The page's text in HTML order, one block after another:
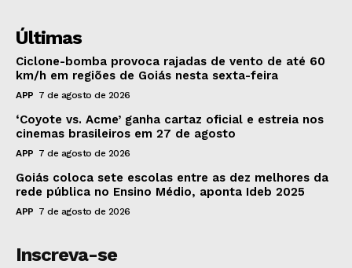
Últimas
Ciclone-bomba provoca rajadas de vento de até 60
km/h em regiões de Goiás nesta sexta-feira
APP 7 de agosto de 2026
‘Coyote vs. Acme’ ganha cartaz oficial e estreia nos
cinemas brasileiros em 27 de agosto
APP 7 de agosto de 2026
Goiás coloca sete escolas entre as dez melhores da
rede pública no Ensino Médio, aponta Ideb 2025
APP 7 de agosto de 2026
Inscreva-se